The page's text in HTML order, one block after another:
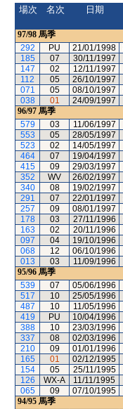
場次
名次 日期
97/98 馬季
292
PU 21/01/1998
185
07 30/11/1997
147
02 12/11/1997
112
05 26/10/1997
071
05 08/10/1997
038
01 24/09/1997
96/97 馬季
579
03 11/06/1997
553
05 28/05/1997
523
02 14/05/1997
464
07 19/04/1997
415
09 29/03/1997
352
WV 26/02/1997
340
08 19/02/1997
291
07 22/01/1997
257
09 08/01/1997
178
03 27/11/1996
163
02 20/11/1996
097
04 19/10/1996
068
12 06/10/1996
013
03 11/09/1996
95/96 馬季
539
07 05/06/1996
517
10 25/05/1996
487
10 11/05/1996
419
PU 10/04/1996
388
10 23/03/1996
337
08 02/03/1996
210
09 01/01/1996
165
01 02/12/1995
154
05 25/11/1995
126
WX-A 11/11/1995
065
09 07/10/1995
94/95 馬季